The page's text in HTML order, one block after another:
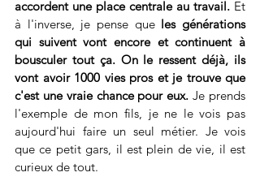
accordent une place centrale au travail. Et
à l'inverse, je pense que les générations
qui suivent vont encore et continuent à
bousculer tout ça. On le ressent déjà, ils
vont avoir 1000 vies pros et je trouve que
c'est une vraie chance pour eux. Je prends
l'exemple de mon fils, je ne le vois pas
aujourd'hui faire un seul métier. Je vois
que ce petit gars, il est plein de vie, il est
curieux de tout.